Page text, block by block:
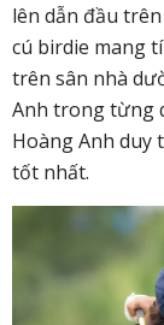
lên dẫn đầu
cú birdie mang
trên sân nhà
Anh trong từng
Hoàng Anh
tốt nhất.